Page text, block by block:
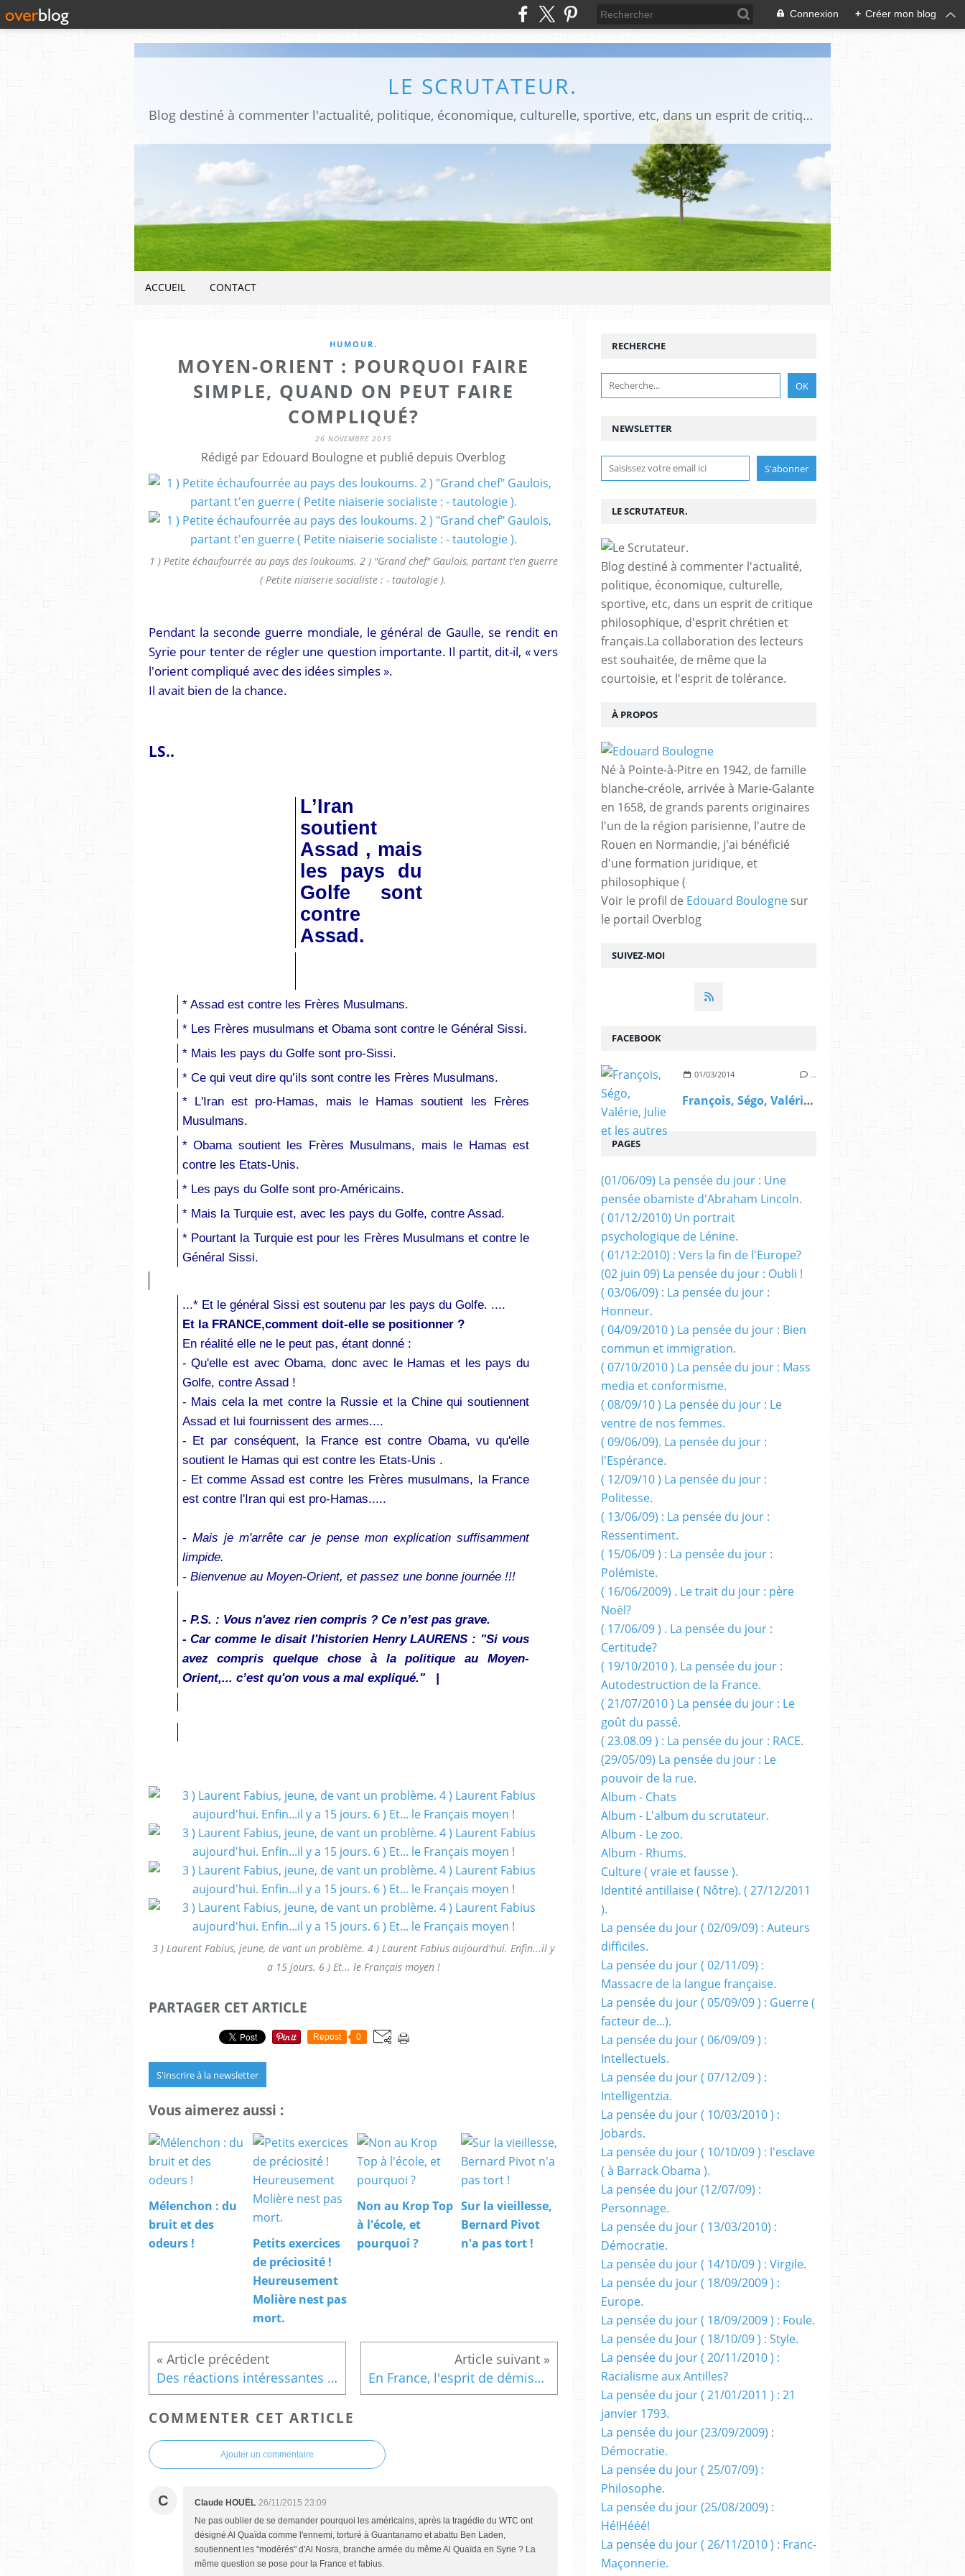
Connexion + Créer mon blog
LE SCRUTATEUR.
Blog destiné à commenter l'actualité, politique, économique, culturelle, sportive, etc, dans un esprit de critique philosophique, d'esprit chrétien et français.La collaboration des lecteurs est souhaitée, de même que la courtoisie, et l'esprit de tolérance.
ACCUEIL CONTACT
HUMOUR.
MOYEN-ORIENT : POURQUOI FAIRE
SIMPLE, QUAND ON PEUT FAIRE
COMPLIQUÉ?
26 NOVEMBRE 2015
Rédigé par Edouard Boulogne et publié depuis Overblog
1 ) Petite échaufourrée au pays des loukoums. 2 ) "Grand chef" Gaulois, partant t'en guerre
( Petite niaiserie socialiste : - tautologie ).
Pendant la seconde guerre mondiale, le général de Gaulle, se rendit en
Syrie pour tenter de régler une question importante. Il partit, dit-il, « vers
l'orient compliqué avec des idées simples ».
Il avait bien de la chance.
LS..
L’Iran
soutient
Assad , mais
les pays du
Golfe sont
contre
Assad.
* Assad est contre les Frères Musulmans.
* Les Frères musulmans et Obama sont contre le Général Sissi.
* Mais les pays du Golfe sont pro-Sissi.
* Ce qui veut dire qu’ils sont contre les Frères Musulmans.
* L'Iran est pro-Hamas, mais le Hamas soutient les Frères
Musulmans.
* Obama soutient les Frères Musulmans, mais le Hamas est
contre les Etats-Unis.
* Les pays du Golfe sont pro-Américains.
* Mais la Turquie est, avec les pays du Golfe, contre Assad.
* Pourtant la Turquie est pour les Frères Musulmans et contre le
Général Sissi.
...* Et le général Sissi est soutenu par les pays du Golfe. ....
Et la FRANCE,comment doit-elle se positionner ?
En réalité elle ne le peut pas, étant donné :
- Qu'elle est avec Obama, donc avec le Hamas et les pays du
Golfe, contre Assad !
- Mais cela la met contre la Russie et la Chine qui soutiennent
Assad et lui fournissent des armes....
- Et par conséquent, la France est contre Obama, vu qu'elle
soutient le Hamas qui est contre les Etats-Unis .
- Et comme Assad est contre les Frères musulmans, la France
est contre l'Iran qui est pro-Hamas.....
- Mais je m'arrête car je pense mon explication suffisamment
limpide.
- Bienvenue au Moyen-Orient, et passez une bonne journée !!!
- P.S. : Vous n'avez rien compris ? Ce n’est pas grave.
- Car comme le disait l'historien Henry LAURENS : "Si vous
avez compris quelque chose à la politique au Moyen-
Orient,... c’est qu'on vous a mal expliqué." |
3 ) Laurent Fabius, jeune, de vant un problème. 4 ) Laurent Fabius aujourd'hui. Enfin...il y
a 15 jours. 6 ) Et... le Français moyen !
PARTAGER CET ARTICLE
Repost 0
S'inscrire à la newsletter
Vous aimerez aussi :
Mélenchon : du
bruit et des
odeurs !
Petits exercices
de préciosité !
Heureusement
Molière nest pas
mort.
Non au Krop Top
à l'école, et
pourquoi ?
Sur la vieillesse,
Bernard Pivot
n'a pas tort !
Des réactions intéressantes aux évènements terroristes de France suite aux attentas du 13 janvier ( débat avec Jacky Dahomay, et commentaires du Scrutateur. ). En France, l'esprit de démission et de COLLABORATION s'organise.
COMMENTER CET ARTICLE
Ajouter un commentaire
C Claude HOUËL 26/11/2015 23:09
Ne pas oublier de se demander pourquoi les américains, après la tragédie du WTC ont
désigné Al Quaïda comme l'ennemi, torturé à Guantanamo et abattu Ben Laden,
soutiennent les "modérés" d'Al Nosra, branche armée du même Al Quaïda en Syrie ? La
même question se pose pour la France et fabius.
NEWSLETTER
SUIVEZ-MOI
RECHERCHE
LE SCRUTATEUR.
Blog destiné à commenter l'actualité,
politique, économique, culturelle,
sportive, etc, dans un esprit de critique
philosophique, d'esprit chrétien et
français.La collaboration des lecteurs
est souhaitée, de même que la
courtoisie, et l'esprit de tolérance.
À PROPOS
Né à Pointe-à-Pitre en 1942, de famille
blanche-créole, arrivée à Marie-Galante
en 1658, de grands parents originaires
l'un de la région parisienne, l'autre de
Rouen en Normandie, j'ai bénéficié
d'une formation juridique, et
philosophique (
Voir le profil de Edouard Boulogne sur
le portail Overblog
FACEBOOK
01/03/2014 …
François, Ségo, Valérie, Julie et les autres
PAGES
(01/06/09) La pensée du jour : Une
pensée obamiste d'Abraham Lincoln.
( 01/12/2010) Un portrait
psychologique de Lénine.
( 01/12:2010) : Vers la fin de l'Europe?
(02 juin 09) La pensée du jour : Oubli !
( 03/06/09) : La pensée du jour :
Honneur.
( 04/09/2010 ) La pensée du jour : Bien
commun et immigration.
( 07/10/2010 ) La pensée du jour : Mass
media et conformisme.
( 08/09/10 ) La pensée du jour : Le
ventre de nos femmes.
( 09/06/09). La pensée du jour :
l'Espérance.
( 12/09/10 ) La pensée du jour :
Politesse.
( 13/06/09) : La pensée du jour :
Ressentiment.
( 15/06/09 ) : La pensée du jour :
Polémiste.
( 16/06/2009) . Le trait du jour : père
Noël?
( 17/06/09 ) . La pensée du jour :
Certitude?
( 19/10/2010 ). La pensée du jour :
Autodestruction de la France.
( 21/07/2010 ) La pensée du jour : Le
goût du passé.
( 23.08.09 ) : La pensée du jour : RACE.
(29/05/09) La pensée du jour : Le
pouvoir de la rue.
Album - Chats
Album - L'album du scrutateur.
Album - Le zoo.
Album - Rhums.
Culture ( vraie et fausse ).
Identité antillaise ( Nôtre). ( 27/12/2011
).
La pensée du jour ( 02/09/09) : Auteurs
difficiles.
La pensée du jour ( 02/11/09) :
Massacre de la langue française.
La pensée du jour ( 05/09/09 ) : Guerre (
facteur de...).
La pensée du jour ( 06/09/09 ) :
Intellectuels.
La pensée du jour ( 07/12/09 ) :
Intelligentzia.
La pensée du jour ( 10/03/2010 ) :
Jobards.
La pensée du jour ( 10/10/09 ) : l'esclave
( à Barrack Obama ).
La pensée du jour (12/07/09) :
Personnage.
La pensée du jour ( 13/03/2010) :
Démocratie.
La pensée du jour ( 14/10/09 ) : Virgile.
La pensée du jour ( 18/09/2009 ) :
Europe.
La pensée du jour ( 18/09/2009 ) : Foule.
La pensée du Jour ( 18/10/09 ) : Style.
La pensée du jour ( 20/11/2010 ) :
Racialisme aux Antilles?
La pensée du jour ( 21/01/2011 ) : 21
janvier 1793.
La pensée du jour (23/09/2009) :
Démocratie.
La pensée du jour ( 25/07/09) :
Philosophe.
La pensée du jour (25/08/2009) :
Hé!Hééé!
La pensée du jour ( 26/11/2010 ) : Franc-
Maçonnerie.